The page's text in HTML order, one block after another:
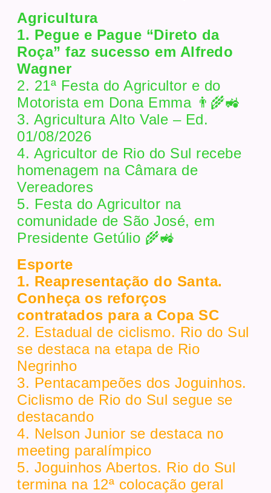
Agricultura
1. Pegue e Pague “Direto da
Roça” faz sucesso em Alfredo
Wagner
2. 21ª Festa do Agricultor e do
Motorista em Dona Emma 👨‍🌾🚜
3. Agricultura Alto Vale – Ed.
01/08/2026
4. Agricultor de Rio do Sul recebe
homenagem na Câmara de
Vereadores
5. Festa do Agricultor na
comunidade de São José, em
Presidente Getúlio 🌾🚜
Esporte
1. Reapresentação do Santa.
Conheça os reforços
contratados para a Copa SC
2. Estadual de ciclismo. Rio do Sul
se destaca na etapa de Rio
Negrinho
3. Pentacampeões dos Joguinhos.
Ciclismo de Rio do Sul segue se
destacando
4. Nelson Junior se destaca no
meeting paralímpico
5. Joguinhos Abertos. Rio do Sul
termina na 12ª colocação geral